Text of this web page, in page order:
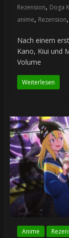
Rezension, Doga
anime, Rezension,
Nach einem
Kano, Kiui und
Volume
Weiterlesen
Anime